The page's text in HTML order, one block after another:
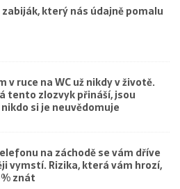
který nás údajně pomalu
v ruce na WC už nikdy v životě.
tento zlozvyk přináší, jsou
si je neuvědomuje
na záchodě se vám dříve
vymstí. Rizika, která vám hrozí,
znát